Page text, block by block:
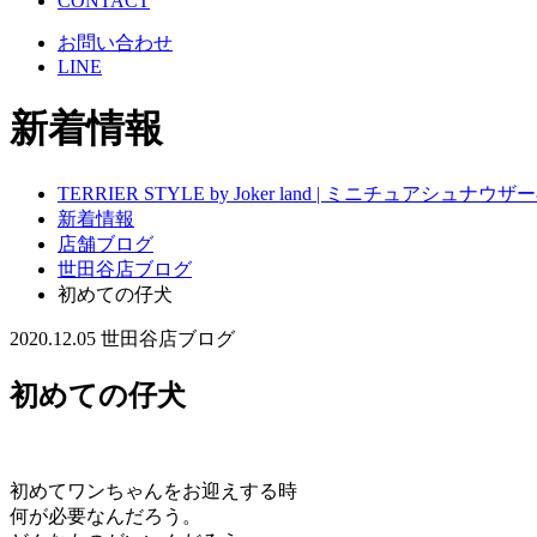
お問い合わせ
LINE
新着情報
TERRIER STYLE by Joker land | ミニチュアシュナウザ
新着情報
店舗ブログ
世田谷店ブログ
初めての仔犬
2020.12.05 世田谷店ブログ
初めての仔犬
初めてワンちゃんをお迎えする時
何が必要なんだろう。